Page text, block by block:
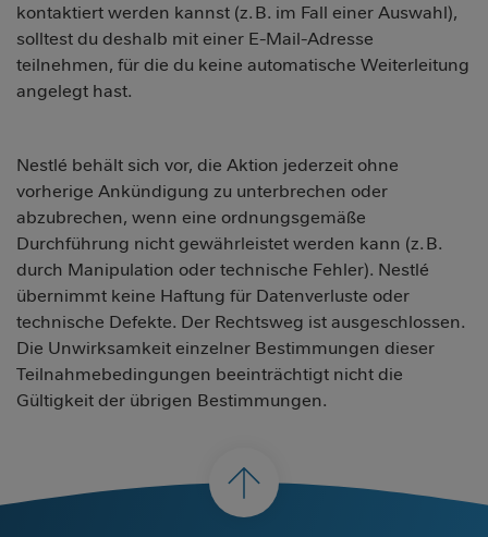
kontaktiert werden kannst (z. B. im Fall einer Auswahl),
solltest du deshalb mit einer E-Mail-Adresse
teilnehmen, für die du keine automatische Weiterleitung
angelegt hast.
Nestlé behält sich vor, die Aktion jederzeit ohne
vorherige Ankündigung zu unterbrechen oder
abzubrechen, wenn eine ordnungsgemäße
Durchführung nicht gewährleistet werden kann (z. B.
durch Manipulation oder technische Fehler). Nestlé
übernimmt keine Haftung für Datenverluste oder
technische Defekte. Der Rechtsweg ist ausgeschlossen.
Die Unwirksamkeit einzelner Bestimmungen dieser
Teilnahmebedingungen beeinträchtigt nicht die
Gültigkeit der übrigen Bestimmungen.
nach
oben